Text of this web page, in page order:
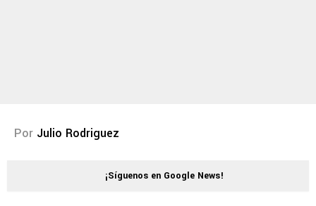
Por Julio Rodriguez
¡Síguenos en Google News!